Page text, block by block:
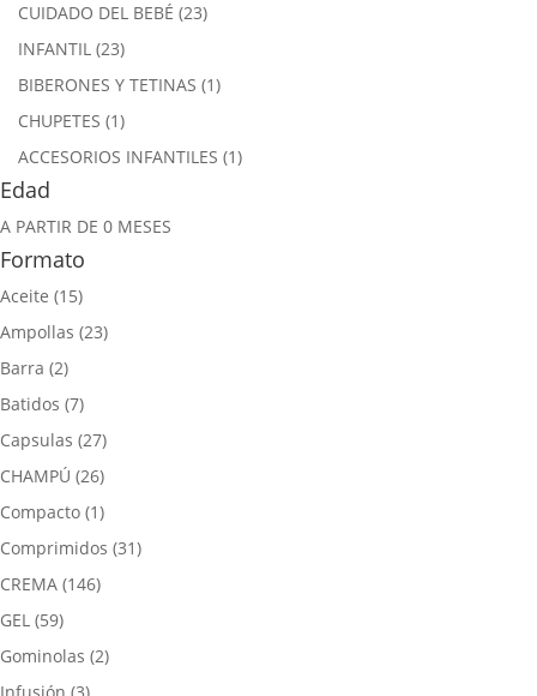
CUIDADO DEL BEBÉ (23)
INFANTIL (23)
BIBERONES Y TETINAS (1)
CHUPETES (1)
ACCESORIOS INFANTILES (1)
Edad
A PARTIR DE 0 MESES
Formato
Aceite (15)
Ampollas (23)
Barra (2)
Batidos (7)
Capsulas (27)
CHAMPÚ (26)
Compacto (1)
Comprimidos (31)
CREMA (146)
GEL (59)
Gominolas (2)